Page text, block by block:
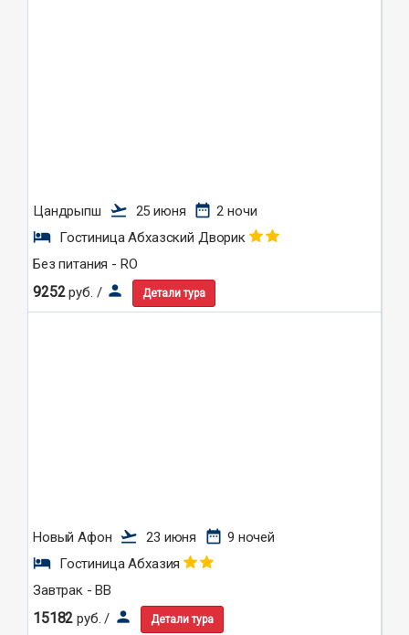
Цандрыпш flight_takeoff 25 июня date_range 2 ночи
hotel Гостиница Абхазский Дворик
Без питания - RO
9252руб. / person Детали тура
Новый Афон flight_takeoff 23 июня date_range 9 ночей
hotel Гостиница Абхазия
Завтрак - BB
15182 руб. / person Детали тура